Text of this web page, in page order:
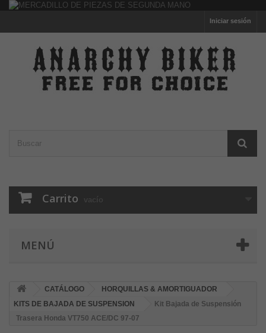
Iniciar sesión
Carrito vacío
MENÚ
CATÁLOGO
HORQUILLAS & AMORTIGUADOR
KITS DE BAJADA DE SUSPENSION
Kit Bajada de Suspensión
Trasera Honda VT750 ACE/DC 97-07